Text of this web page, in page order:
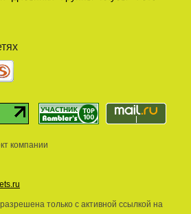
компании
только с активной ссылкой на